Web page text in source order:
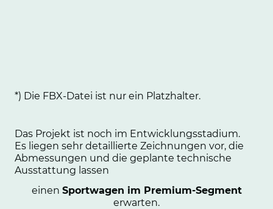
*) Die FBX-Datei ist nur ein Platzhalter.
Das Projekt ist noch im Entwicklungsstadium.
Es liegen sehr detaillierte Zeichnungen vor, die
Abmessungen und die geplante technische
Ausstattung lassen
einen Sportwagen im Premium-Segment
erwarten.